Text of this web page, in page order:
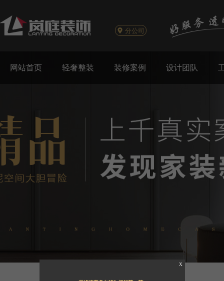
分公司
网站首页 轻奢整装 装修案例 设计团队